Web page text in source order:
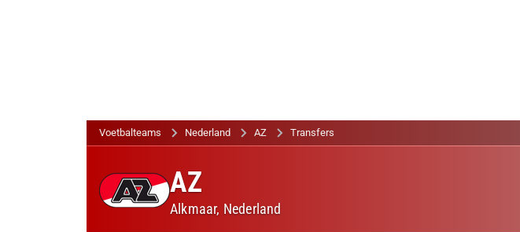
Voetbalteams Nederland AZ Transfers
AZ
Alkmaar, Nederland